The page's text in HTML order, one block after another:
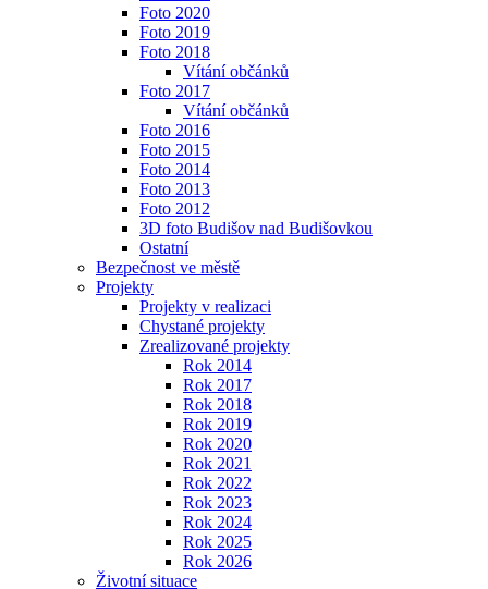
Foto 2020
Foto 2019
Foto 2018
Vítání občánků
Foto 2017
Vítání občánků
Foto 2016
Foto 2015
Foto 2014
Foto 2013
Foto 2012
3D foto Budišov nad Budišovkou
Ostatní
Bezpečnost ve městě
Projekty
Projekty v realizaci
Chystané projekty
Zrealizované projekty
Rok 2014
Rok 2017
Rok 2018
Rok 2019
Rok 2020
Rok 2021
Rok 2022
Rok 2023
Rok 2024
Rok 2025
Rok 2026
Životní situace